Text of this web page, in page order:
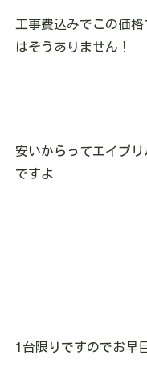
工事費込みでこの価
はそうありません！
安いからってエイプ
ですよ
1台限りですのでお早